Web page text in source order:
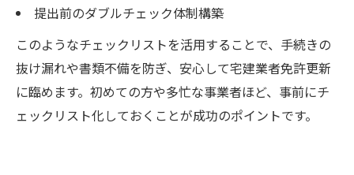
提出前のダブルチェック体制構築
このようなチェックリストを活用することで、手続きの
抜け漏れや書類不備を防ぎ、安心して宅建業者免許更新
に臨めます。初めての方や多忙な事業者ほど、事前にチ
ェックリスト化しておくことが成功のポイントです。